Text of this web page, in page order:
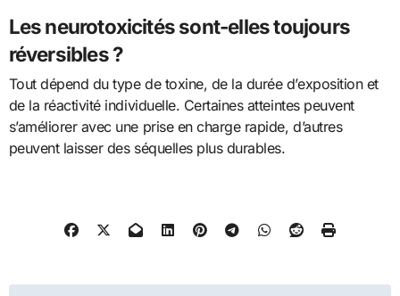
Les neurotoxicités sont-elles toujours
réversibles ?
Tout dépend du type de toxine, de la durée d’exposition et
de la réactivité individuelle. Certaines atteintes peuvent
s’améliorer avec une prise en charge rapide, d’autres
peuvent laisser des séquelles plus durables.